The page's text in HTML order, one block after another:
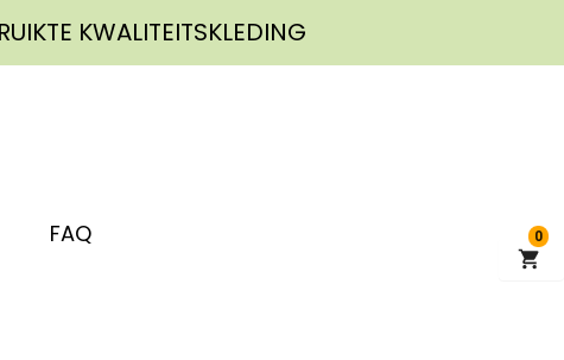
KWALITEITSKLEDING
FAQ 0